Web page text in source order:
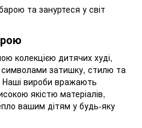
та зануртеся у світ
колекцією дитячих худі,
символами затишку, стилю та
Наші вироби вражають
якістю матеріалів,
вашим дітям у будь-яку